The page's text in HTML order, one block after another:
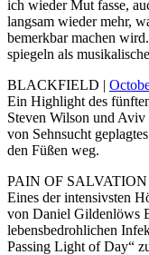
ich wieder Mut fasse,
langsam wieder mehr,
bemerkbar machen
spiegeln als
BLACKFIELD |
Ein Highlight des
Steven Wilson und Aviv
von Sehnsucht
den Füßen weg.
PAIN OF SALVATION
Eines der intensivsten
von Daniel Gildenlöws
lebensbedrohlichen
Passing Light of Day“